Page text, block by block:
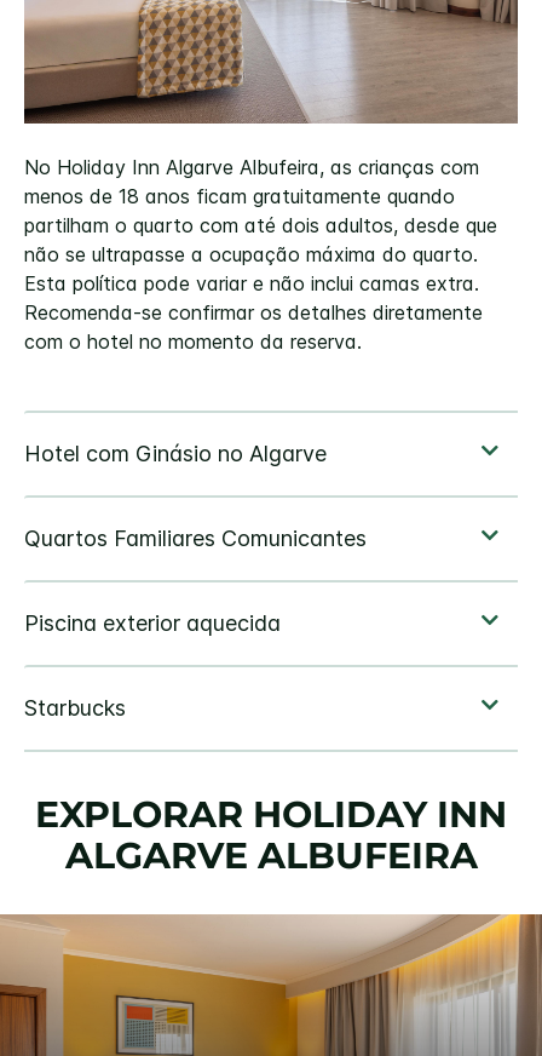
No Holiday Inn Algarve Albufeira, as crianças com
menos de 18 anos ficam gratuitamente quando
partilham o quarto com até dois adultos, desde que
não se ultrapasse a ocupação máxima do quarto.
Esta política pode variar e não inclui camas extra.
Recomenda-se confirmar os detalhes diretamente
com o hotel no momento da reserva.
EXPLORAR HOLIDAY INN
ALGARVE ALBUFEIRA